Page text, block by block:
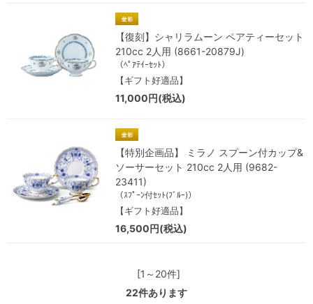
【復刻】シャリラムーン ペアティーセット
210cc 2人用 (8661-20879J)
（ﾍﾟｱﾃｲｰｾｯﾄ）
【ギフト好適品】
11,000円(税込)
【特別企画品】 ミラノ スプーン付カップ&
ソーサーセット 210cc 2人用 (9682-
23411)
（ｽﾌﾟｰﾝ付ｾｯﾄ(ﾌﾞﾙｰ)）
【ギフト好適品】
16,500円(税込)
[1～20件]
22件あります